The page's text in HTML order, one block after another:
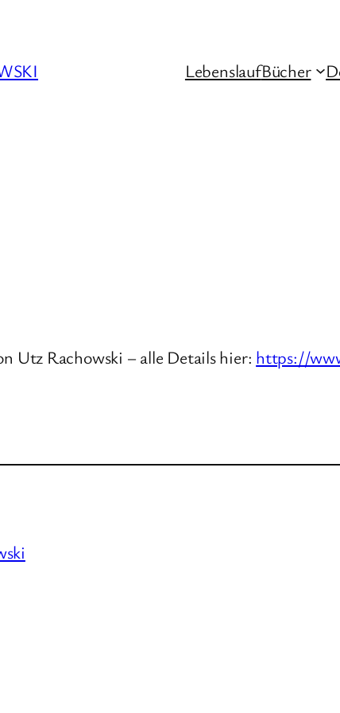
LebenslaufBücher
Utz Rachowski – alle Details hier: https://